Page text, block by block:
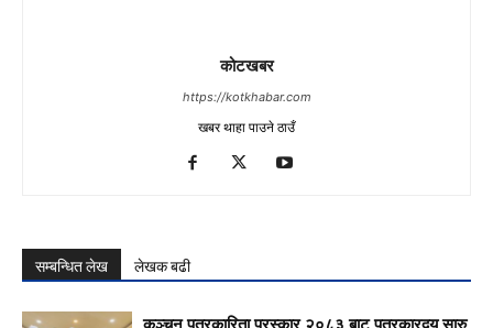
कोटखबर
https://kotkhabar.com
खबर थाहा पाउने ठाउँ
सम्बन्धित लेख लेखक बढी